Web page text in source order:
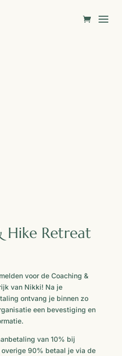
Hike Retreat
voor de Coaching &
van Nikki! Na je
ontvang je binnen zo
een bevestiging en
van 10% bij
overige 90% betaal je via de